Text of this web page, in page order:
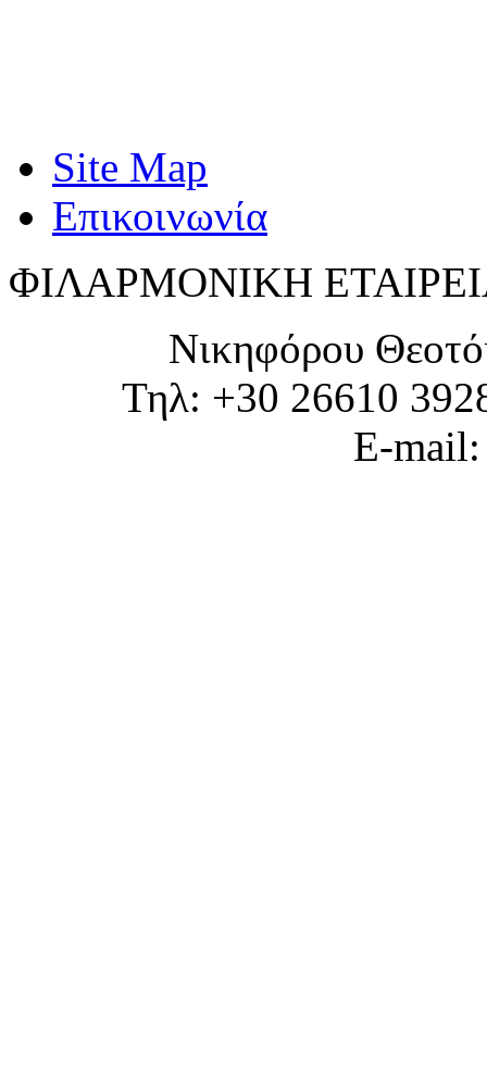
Site Map
Επικοινωνία
ΦΙΛΑΡΜΟΝΙΚΗ
Νικηφόρου
Τηλ: +30 26610
E-